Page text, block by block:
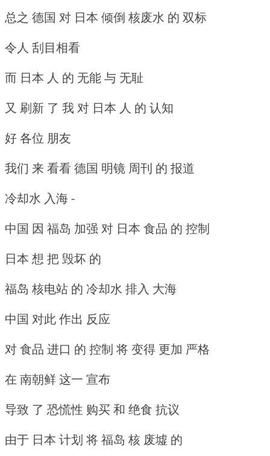
总之 德国 对 日本 倾倒 核废水 的 双标
令人 刮目相看
而 日本 人 的 无能 与 无耻
又 刷新 了 我 对 日本 人 的 认知
好 各位 朋友
我们 来 看看 德国 明镜 周刊 的 报道
冷却水 入海 -
中国 因 福岛 加强 对 日本 食品 的 控制
日本 想 把 毁坏 的
福岛 核电站 的 冷却水 排入 大海
中国 对此 作出 反应
对 食品 进口 的 控制 将 变得 更加 严格
在 南朝鲜 这一 宣布
导致 了 恐慌性 购买 和 绝食 抗议
由于 日本 计划 将 福岛 核 废墟 的